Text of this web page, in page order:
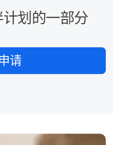
划​的​一​部分
请